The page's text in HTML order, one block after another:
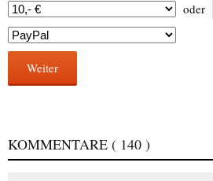
oder
Weiter
KOMMENTARE ( 140 )